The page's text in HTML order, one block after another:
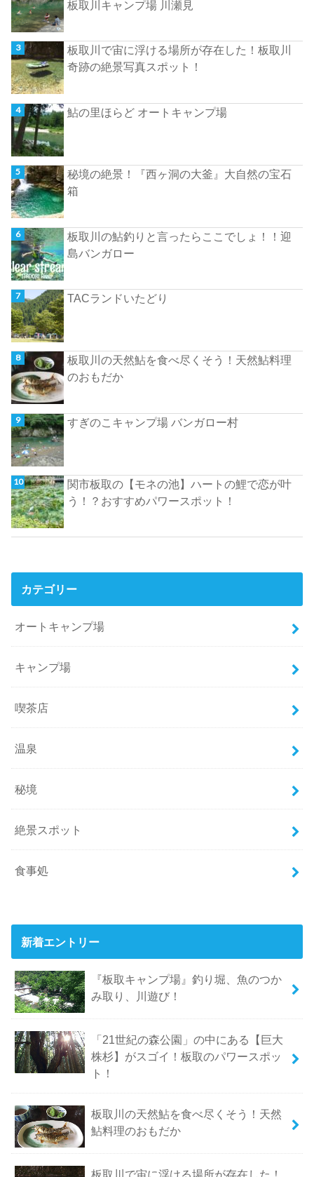
板取川キャンプ場 川瀬見
板取川で宙に浮ける場所が存在した！板取川
奇跡の絶景写真スポット！
鮎の里ほらど オートキャンプ場
秘境の絶景！『西ヶ洞の大釜』大自然の宝石
箱
板取川の鮎釣りと言ったらここでしょ！！迎
島バンガロー
TACランドいたどり
板取川の天然鮎を食べ尽くそう！天然鮎料理
のおもだか
すぎのこキャンプ場 バンガロー村
関市板取の【モネの池】ハートの鯉で恋が叶
う！？おすすめパワースポット！
カテゴリー
オートキャンプ場
キャンプ場
喫茶店
温泉
秘境
絶景スポット
食事処
新着エントリー
『板取キャンプ場』釣り堀、魚のつか
み取り、川遊び！
「21世紀の森公園」の中にある【巨大
株杉】がスゴイ！板取のパワースポッ
ト！
板取川の天然鮎を食べ尽くそう！天然
鮎料理のおもだか
板取川で宙に浮ける場所が存在した！